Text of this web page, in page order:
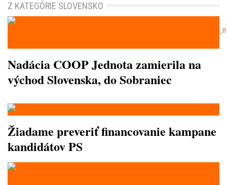
Z KATEGÓRIE SLOVENSKO
Nadácia COOP Jednota zamierila na
východ Slovenska, do Sobraniec
Žiadame preveriť financovanie kampane
kandidátov PS